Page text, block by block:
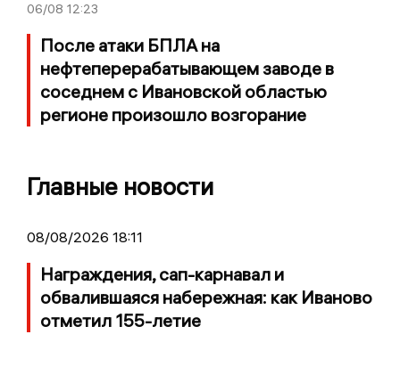
06/08 12:23
После атаки БПЛА на
нефтеперерабатывающем заводе в
соседнем с Ивановской областью
регионе произошло возгорание
Главные новости
08/08/2026 18:11
Награждения, сап-карнавал и
обвалившаяся набережная: как Иваново
отметил 155-летие